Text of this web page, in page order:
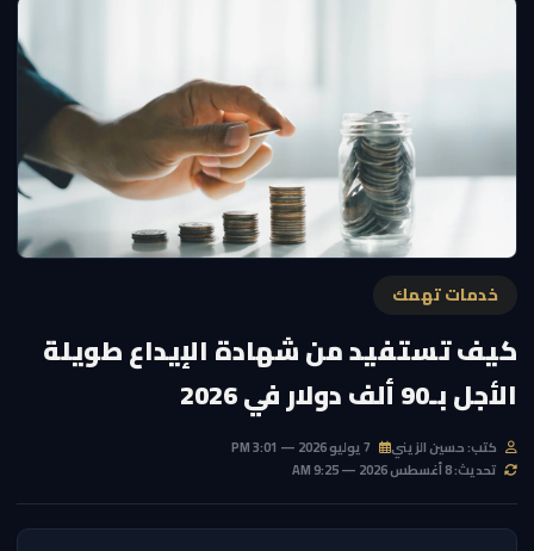
خدمات تهمك
كيف تستفيد من شهادة الإيداع طويلة
الأجل بـ90 ألف دولار في 2026
كتب: حسين الزيني
تحديث: 8 أغسطس 2026 — 9:25 AM